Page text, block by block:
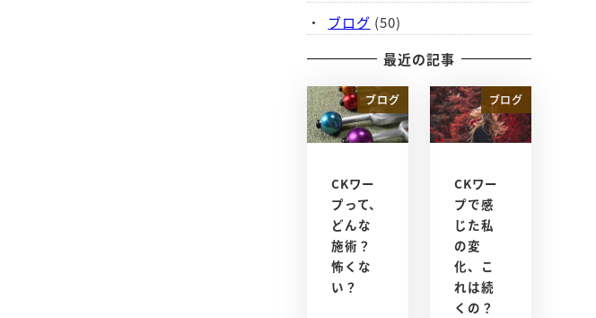
ブログ (50)
最近の記事
ブログ
CKワー
プって、
どんな
施術？
怖くな
い？
ブログ
CKワー
プで感
じた私
の変
化、こ
れは続
くの？